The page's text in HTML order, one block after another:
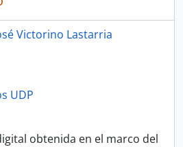
Victorino Lastarria
UDP
obtenida en el marco del